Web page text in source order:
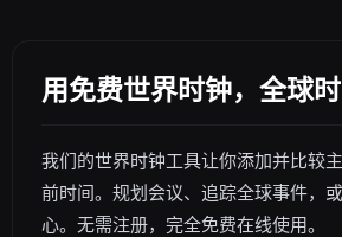
用免费世界时钟，全球
我们的世界时钟工具让你添加并比较
前时间。规划会议、追踪全球事件，
心。无需注册，完全免费在线使用。